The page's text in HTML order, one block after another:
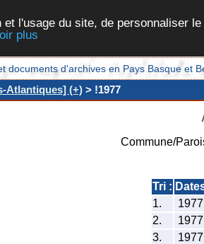
l'usage du site, de personnaliser
plus
documents d'archives en Pays Basque et
Atlantiques] (+) > !1977
Commune/
Tri :
1.
1977
2.
1977
3.
1977